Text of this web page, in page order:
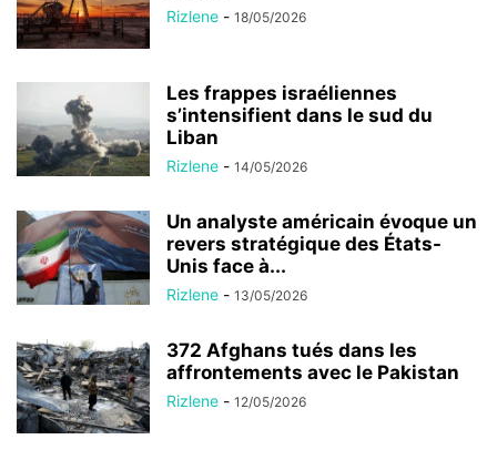
Rizlene - 18/05/2026
Les frappes israéliennes
s’intensifient dans le sud du
Liban
Rizlene - 14/05/2026
Un analyste américain évoque un
revers stratégique des États-
Unis face à...
Rizlene - 13/05/2026
372 Afghans tués dans les
affrontements avec le Pakistan
Rizlene - 12/05/2026